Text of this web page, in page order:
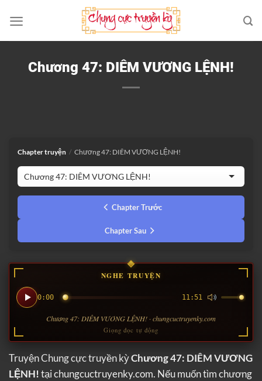
qua
nội
Chương 47: DIÊM VƯƠNG LỆNH!
Chapter truyện / Chương 47: DIÊM VƯƠNG LỆNH!
Chapter Trước
Chapter Sau
NGHE TRUYỆN
0:00 11:51
Chương 47: DIÊM VƯƠNG LỆNH! · chungcuctruyenky.com
Giọng đọc tự động
Truyện Chung cực truyền kỳChương 47: DIÊM VƯƠNG
LỆNH!tại chungcuctruyenky.com. Nếu muốn tìm chương